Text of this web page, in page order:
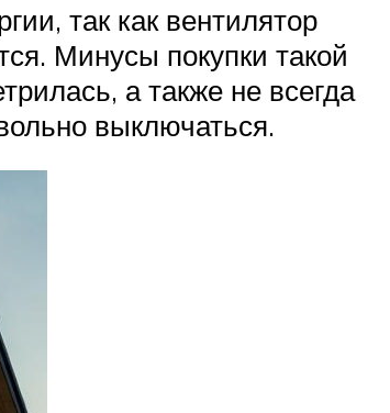
так как вентилятор
Минусы покупки такой
а также не всегда
выключаться.